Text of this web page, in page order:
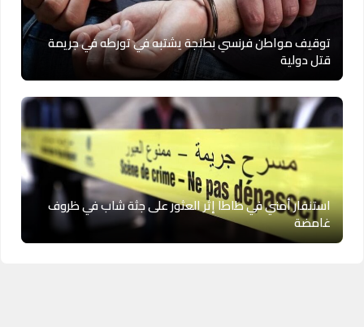
توقيف مواطن فرنسي بطنجة يشتبه في تورطه في جريمة
قتل دولية
استنفار أمني في طاطا إثر العثور على جثة شاب في ظروف
غامضة